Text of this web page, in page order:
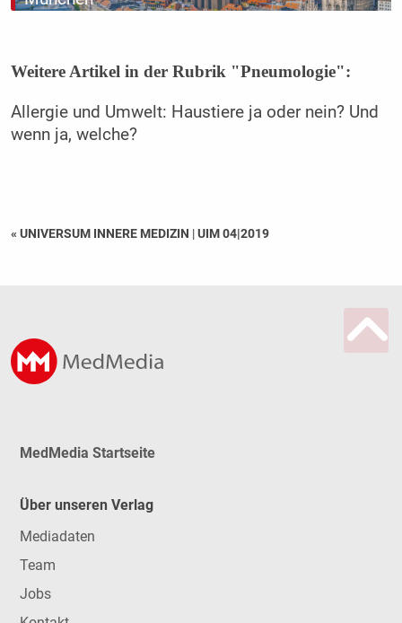
Weitere Artikel in der Rubrik "Pneumologie":
Allergie und Umwelt: Haustiere ja oder nein? Und
wenn ja, welche?
« UNIVERSUM INNERE MEDIZIN |UIM 04|2019
MedMedia Startseite
Über unseren Verlag
Mediadaten
Team
Jobs